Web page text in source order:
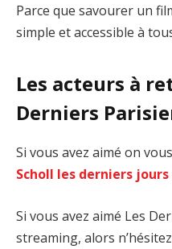
Parce que savourer un
simple et accessible à
Les acteurs à
Derniers
Si vous avez aimé on
Scholl les derniers jours
Si vous avez aimé Les
streaming, alors